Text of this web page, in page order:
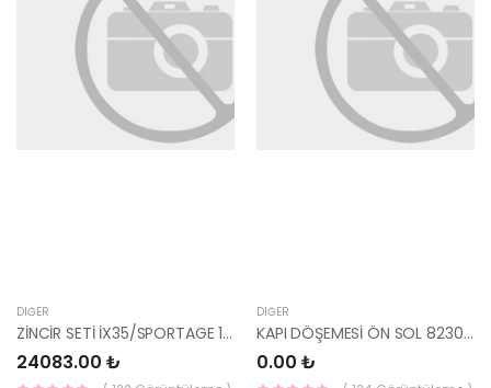
DIĞER
ZİNCİR SETİ İX35/SPORTAGE 11-/SORENTO 10-/SANTA FE 13- DİZEL 8 PARÇA 24350-2F000
24083.00 ₺
DIĞER
KAPI DÖŞEMESİ ÖN SOL 82307-Q0010NNB-HMC
0.00 ₺